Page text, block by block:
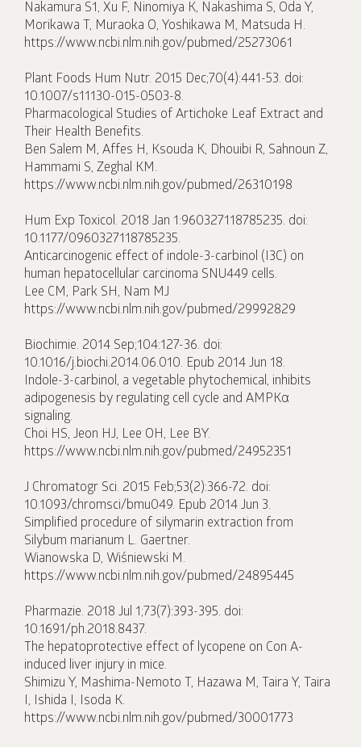
Nakamura S1, Xu F, Ninomiya K, Nakashima S, Oda Y,
Morikawa T, Muraoka O, Yoshikawa M, Matsuda H.
https://www.ncbi.nlm.nih.gov/pubmed/25273061
Plant Foods Hum Nutr. 2015 Dec;70(4):441-53. doi:
10.1007/s11130-015-0503-8.
Pharmacological Studies of Artichoke Leaf Extract and
Their Health Benefits.
Ben Salem M, Affes H, Ksouda K, Dhouibi R, Sahnoun Z,
Hammami S, Zeghal KM.
https://www.ncbi.nlm.nih.gov/pubmed/26310198
Hum Exp Toxicol. 2018 Jan 1:960327118785235. doi:
10.1177/0960327118785235.
Anticarcinogenic effect of indole-3-carbinol (I3C) on
human hepatocellular carcinoma SNU449 cells.
Lee CM, Park SH, Nam MJ
https://www.ncbi.nlm.nih.gov/pubmed/29992829
Biochimie. 2014 Sep;104:127-36. doi:
10.1016/j.biochi.2014.06.010. Epub 2014 Jun 18.
Indole-3-carbinol, a vegetable phytochemical, inhibits
adipogenesis by regulating cell cycle and AMPKα
signaling.
Choi HS, Jeon HJ, Lee OH, Lee BY.
https://www.ncbi.nlm.nih.gov/pubmed/24952351
J Chromatogr Sci. 2015 Feb;53(2):366-72. doi:
10.1093/chromsci/bmu049. Epub 2014 Jun 3.
Simplified procedure of silymarin extraction from
Silybum marianum L. Gaertner.
Wianowska D, Wiśniewski M.
https://www.ncbi.nlm.nih.gov/pubmed/24895445
Pharmazie. 2018 Jul 1;73(7):393-395. doi:
10.1691/ph.2018.8437.
The hepatoprotective effect of lycopene on Con A-
induced liver injury in mice.
Shimizu Y, Mashima-Nemoto T, Hazawa M, Taira Y, Taira
I, Ishida I, Isoda K.
https://www.ncbi.nlm.nih.gov/pubmed/30001773